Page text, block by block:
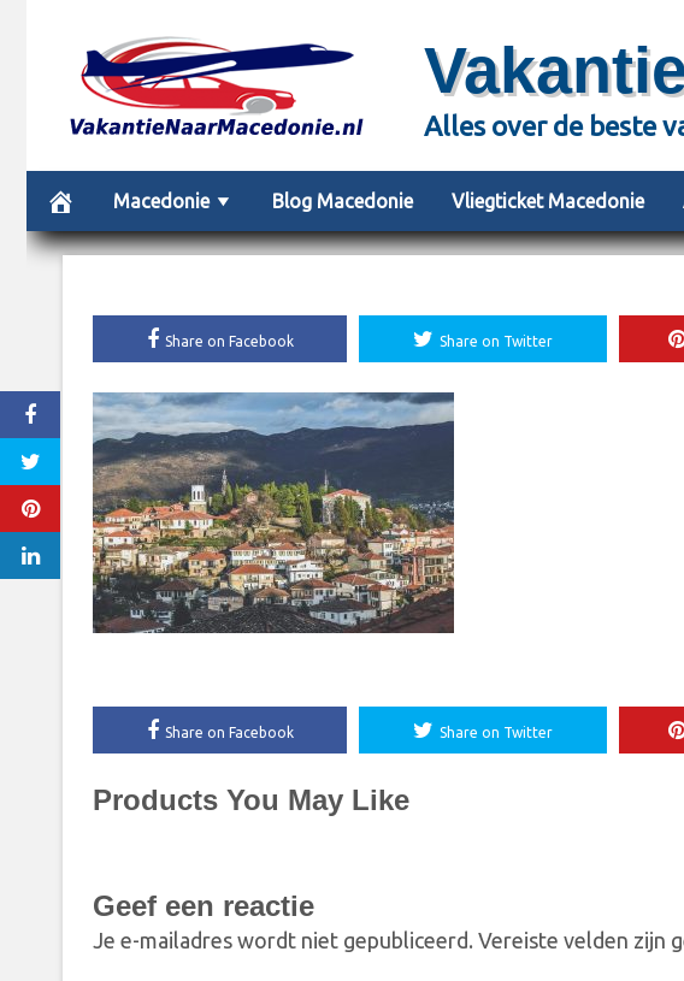
content
Alles over de beste
Macedonie Blog Macedonie Vliegticket Macedonie
Share on Facebook Share on Twitter
Share on Facebook Share on Twitter
Products You May Like
Geef een reactie
Je e-mailadres wordt niet gepubliceerd. Vereiste velden zijn